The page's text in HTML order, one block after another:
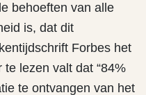
behoeften van alle
is, dat dit
Forbes het
lezen valt dat “84%
te ontvangen van het